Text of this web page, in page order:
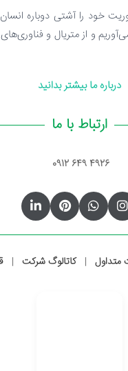
خود را آشتی دوباره
و از متریال و
درباره ما بیشتر بدانید
ارتباط با ما
0912 649 4926
متداول کاتالوگ شرکت